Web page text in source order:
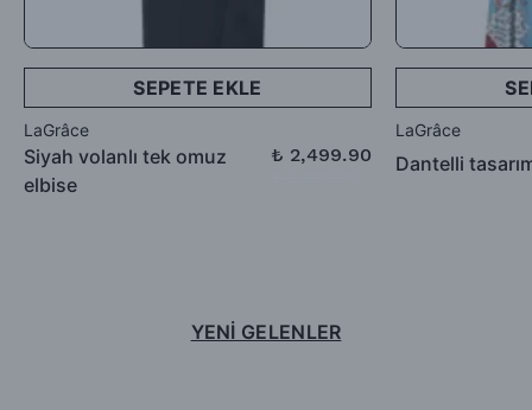
SEPETE EKLE
LaGrâce
Siyah volanlı tek omuz
elbise
₺ 2,499.90
LaGrâce
Dantelli
YENİ GELENLER